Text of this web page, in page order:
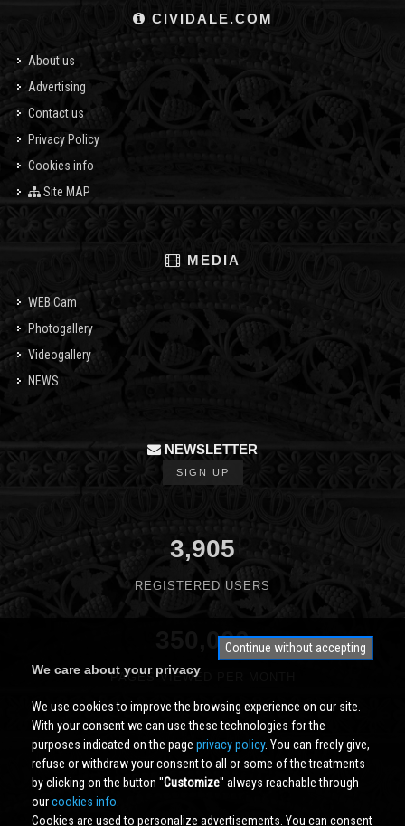
CIVIDALE.COM
About us
Advertising
Contact us
Privacy Policy
Cookies info
Site MAP
MEDIA
WEB Cam
Photogallery
Videogallery
NEWS
NEWSLETTER
SIGN UP
3,905
REGISTERED USERS
350,000
PAGES VIEWED PER MONTH
Continue without accepting
We care about your privacy
We use cookies to improve the browsing experience on our site.
With your consent we can use these technologies for the
purposes indicated on the page privacy policy. You can freely give,
refuse or withdraw your consent to all or some of the treatments
by clicking on the button ''Customize'' always reachable through
ourcookies info.
Cookies are used to personalize advertisements. You can consent